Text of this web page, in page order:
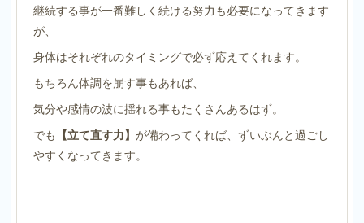
継続する事が一番難しく続ける努力も必要になってきます
が、
身体はそれぞれのタイミングで必ず応えてくれます。
もちろん体調を崩す事もあれば、
気分や感情の波に揺れる事もたくさんあるはず。
でも 【立て直す力】 が備わってくれば、ずいぶんと過ごし
やすくなってきます。